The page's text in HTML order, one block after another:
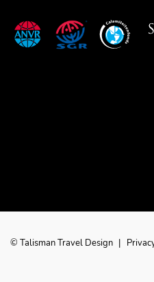
© Talisman Travel Design |